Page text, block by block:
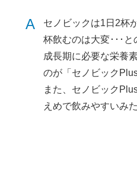
A
セノビックは1日2杯
杯飲むのは大変･･･
成長期に必要な栄養
のが「セノビック
また、セノビック
えめで飲みやすいみ